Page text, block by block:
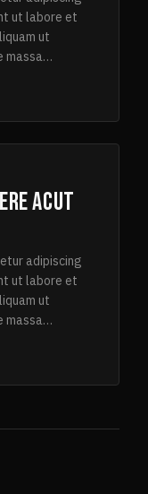
ut labore et
ut
massa…
ACUT
adipiscing
ut labore et
ut
massa…